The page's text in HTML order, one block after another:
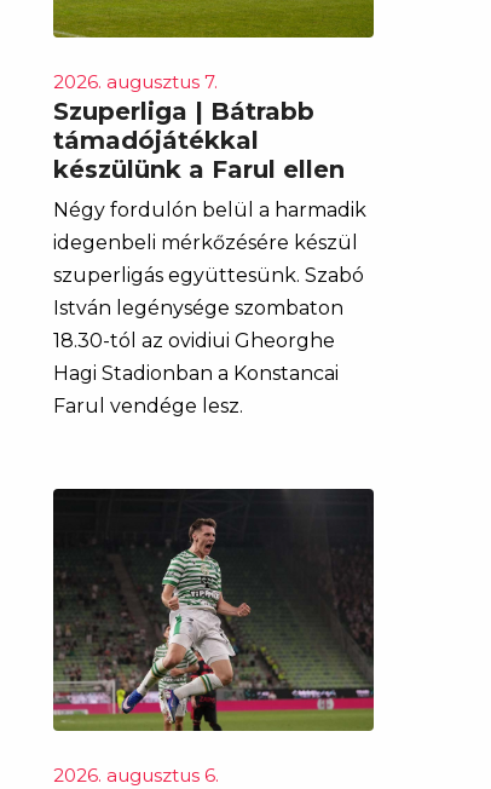
2026. augusztus 7.
Szuperliga | Bátrabb
támadójátékkal
készülünk a Farul ellen
Négy fordulón belül a harmadik
idegenbeli mérkőzésére készül
szuperligás együttesünk. Szabó
István legénysége szombaton
18.30-tól az ovidiui Gheorghe
Hagi Stadionban a Konstancai
Farul vendége lesz.
2026. augusztus 6.